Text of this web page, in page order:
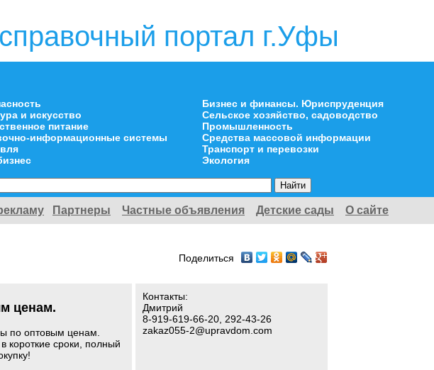
портал г.Уфы
и искусство
питание
информационные системы
Бизнес и финансы. Юриспруденция
Сельское хозяйство, садоводство
Промышленность
Средства массовой информации
Транспорт и перевозки
Экология
Партнеры Частные объявления Детские сады О сайте
Поделиться
ценам.
по оптовым ценам.
короткие сроки, полный
Контакты:
Дмитрий
8-919-619-66-20, 292-43-26
zakaz055-2@upravdom.com